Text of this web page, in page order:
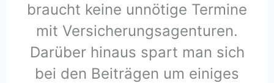
braucht keine unnötige Termine
mit Versicherungsagenturen.
Darüber hinaus spart man sich
bei den Beiträgen um einiges